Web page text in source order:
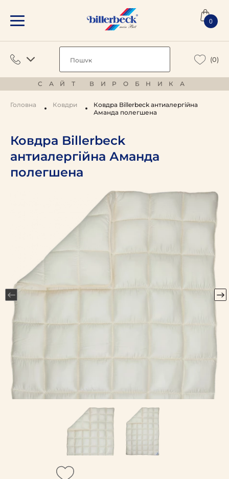
0
(0)
САЙТ ВИРОБНИКА
Головна Ковдри
Ковдра Billerbeck антиалергійна
Аманда полегшена
Ковдра Billerbeck
антиалергійна Аманда
полегшена